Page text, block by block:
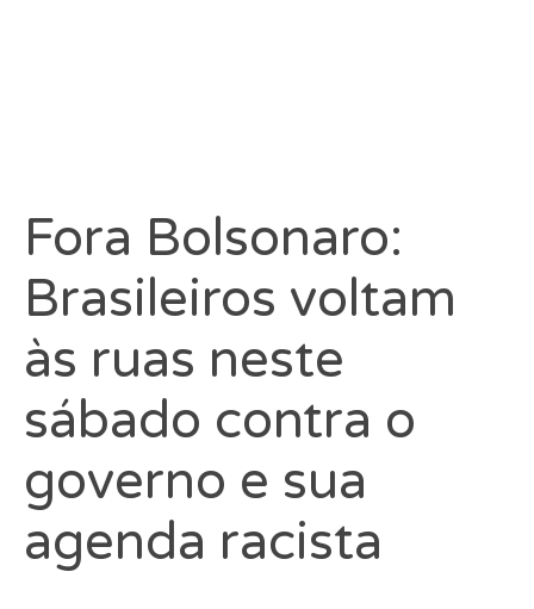
Fora Bolsonaro:
Brasileiros voltam
às ruas neste
sábado contra o
governo e sua
agenda racista